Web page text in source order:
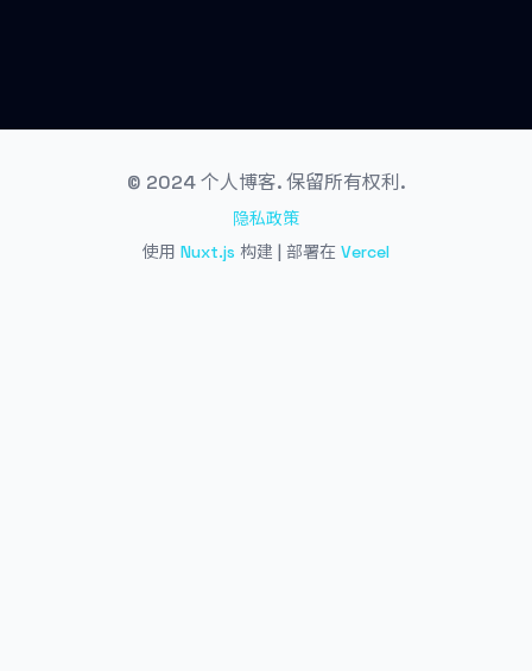
© 2024 个人博客. 保留所有权利.
隐私政策
使用 Nuxt.js 构建 | 部署在 Vercel